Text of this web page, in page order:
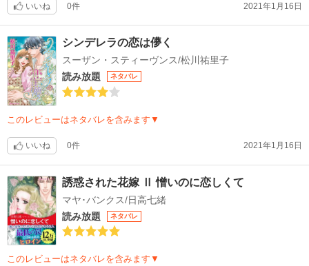
いいね 0件 2021年1月16日
シンデレラの恋は儚く
スーザン・スティーヴンス/松川祐里子
読み放題
ネタバレ
このレビューはネタバレを含みます▼
いいね 0件 2021年1月16日
誘惑された花嫁 Ⅱ 憎いのに恋しくて
マヤ･バンクス/日高七緒
読み放題
ネタバレ
このレビューはネタバレを含みます▼